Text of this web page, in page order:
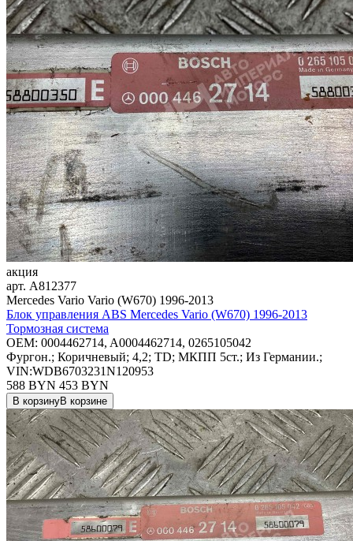
акция
арт. A812377
Mercedes Vario Vario (W670) 1996-2013
Блок управления ABS Mercedes Vario (W670) 1996-2013
Тормозная система
OEM: 0004462714, A0004462714, 0265105042
Фургон.; Коричневый; 4,2; TD; МКПП 5ст.; Из Германии.;
VIN:WDB6703231N120953
588 BYN 453 BYN
В корзинуВ корзине